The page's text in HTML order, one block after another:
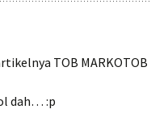
TOB MARKOTOB
dah… :p